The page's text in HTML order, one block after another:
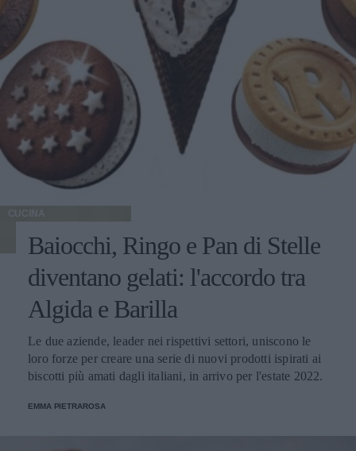
CUCINA
Baiocchi, Ringo e Pan di Stelle
diventano gelati: l'accordo tra
Algida e Barilla
Le due aziende, leader nei rispettivi settori, uniscono le
loro forze per creare una serie di nuovi prodotti ispirati ai
biscotti più amati dagli italiani, in arrivo per l'estate 2022.
EMMA PIETRAROSA